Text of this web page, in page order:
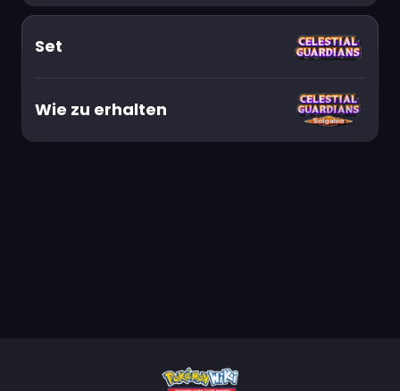
Set
Wie zu erhalten